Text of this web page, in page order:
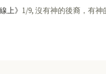
上》 1/9, 沒有神的後裔，有神